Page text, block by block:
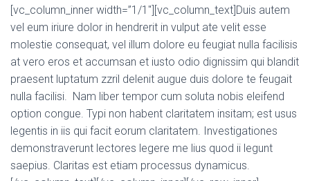
[vc_column_inner width=”1/1″][vc_column_text]Duis autem
vel eum iriure dolor in hendrerit in vulput ate velit esse
molestie consequat, vel illum dolore eu feugiat nulla facilisis
at vero eros et accumsan et iusto odio dignissim qui blandit
praesent luptatum zzril delenit augue duis dolore te feugait
nulla facilisi. Nam liber tempor cum soluta nobis eleifend
option congue. Typi non habent claritatem insitam; est usus
legentis in iis qui facit eorum claritatem. Investigationes
demonstraverunt lectores legere me lius quod ii legunt
saepius. Claritas est etiam processus dynamicus.